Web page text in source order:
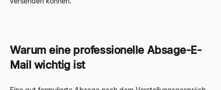
Warum eine professionelle Absage-E-
Mail wichtig ist